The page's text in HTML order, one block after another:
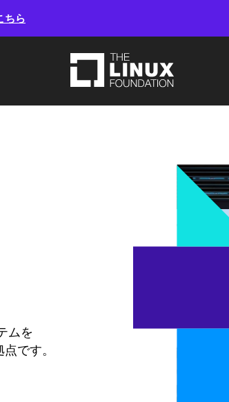
ちら
ムを
です。